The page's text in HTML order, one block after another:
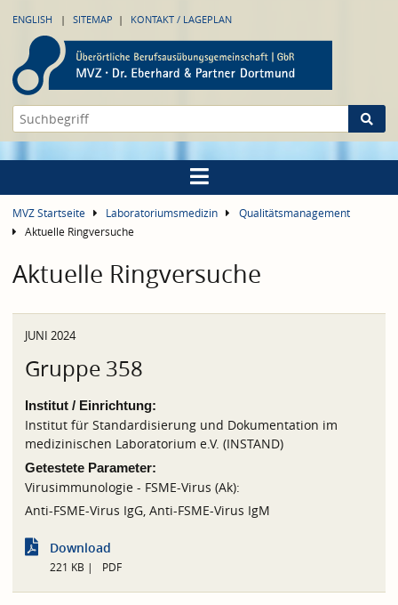
ENGLISH SITEMAP KONTAKT / LAGEPLAN
MVZ Startseite Laboratoriumsmedizin
Qualitätsmanagement
Aktuelle Ringversuche
Aktuelle Ringversuche
JUNI 2024
Gruppe 358
Institut / Einrichtung:
Institut für Standardisierung und Dokumentation im
medizinischen Laboratorium e.V. (INSTAND)
Getestete Parameter:
Virusimmunologie - FSME-Virus (Ak):
Anti-FSME-Virus IgG, Anti-FSME-Virus IgM
Download
221 KB PDF